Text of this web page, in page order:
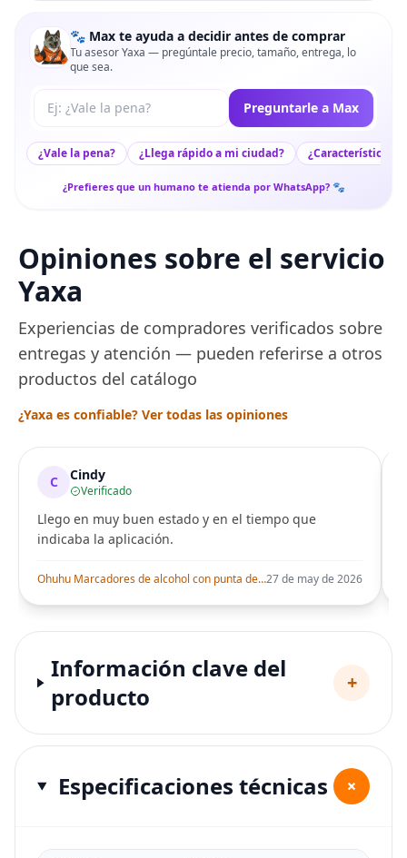
🐾 Max te ayuda a decidir antes de comprar
Tu asesor Yaxa — pregúntale precio, tamaño, entrega, lo
que sea.
Tu pregunta a Max Preguntarle a Max
¿Vale la pena? ¿Llega rápido a mi ciudad? ¿Características
¿Prefieres que un humano te atienda por WhatsApp? 🐾
Opiniones sobre el servicio
Yaxa
Experiencias de compradores verificados sobre
entregas y atención — pueden referirse a otros
productos del catálogo
¿Yaxa es confiable? Ver todas las opiniones
C Cindy
Verificado
Llego en muy buen estado y en el tiempo que
indicaba la aplicación.
Ohuhu Marcadores de alcohol con punta de pincel – Juego de marcadores artísticos de doble punta con certificación AP para artistas adultos27 de may de 2026
Información clave del
producto
+
Especificaciones técnicas +